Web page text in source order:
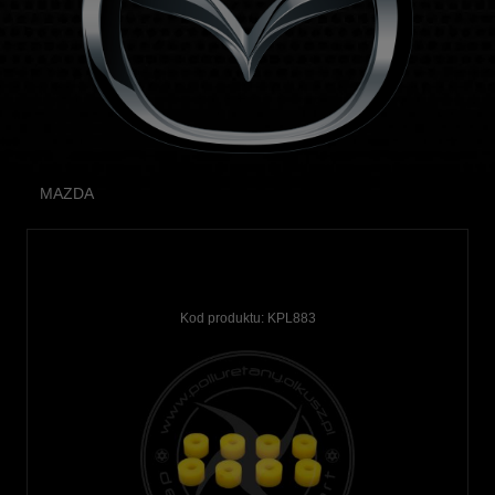
MAZDA
Kod produktu: KPL883